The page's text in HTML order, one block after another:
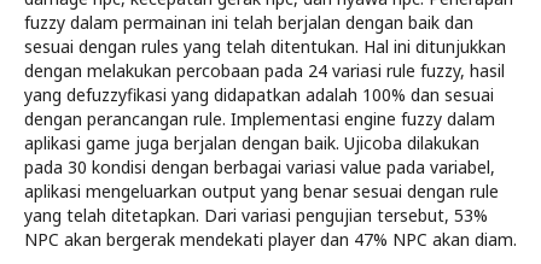
fuzzy dalam permainan ini telah berjalan dengan baik dan
sesuai dengan rules yang telah ditentukan. Hal ini ditunjukkan
dengan melakukan percobaan pada 24 variasi rule fuzzy, hasil
yang defuzzyfikasi yang didapatkan adalah 100% dan sesuai
dengan perancangan rule. Implementasi engine fuzzy dalam
aplikasi game juga berjalan dengan baik. Ujicoba dilakukan
pada 30 kondisi dengan berbagai variasi value pada variabel,
aplikasi mengeluarkan output yang benar sesuai dengan rule
yang telah ditetapkan. Dari variasi pengujian tersebut, 53%
NPC akan bergerak mendekati player dan 47% NPC akan diam.